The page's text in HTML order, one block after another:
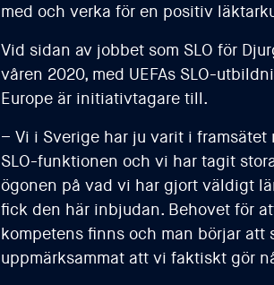
med och verka för en positiv
Vid sidan av jobbet som SLO för
våren 2020, med UEFAs SLO-
Europe är initiativtagare till.
– Vi i Sverige har ju varit i
SLO-funktionen och vi har tagit
ögonen på vad vi har gjort väldigt
fick den här inbjudan. Behovet för
kompetens finns och man börjar att
uppmärksammat att vi faktiskt gör